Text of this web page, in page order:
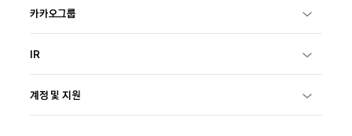
카카오그룹
IR
계정 및 지원